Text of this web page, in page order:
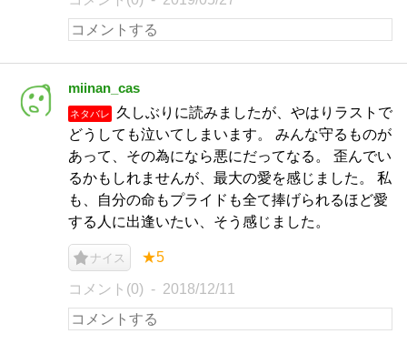
miinan_cas
ネタバレ
久しぶりに読みましたが、やはりラストで
どうしても泣いてしまいます。 みんな守るものが
あって、その為になら悪にだってなる。 歪んでい
るかもしれませんが、最大の愛を感じました。 私
も、自分の命もプライドも全て捧げられるほど愛
する人に出逢いたい、そう感じました。
ナイス ★5
コメント(0) 2018/12/11